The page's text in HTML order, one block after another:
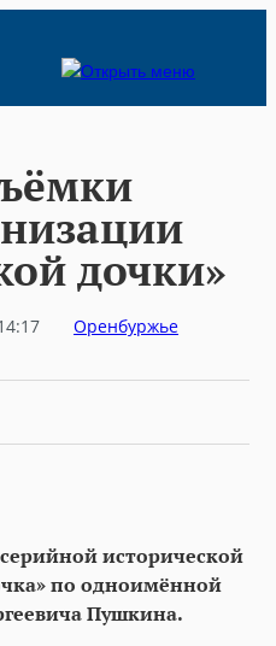
дочки»
Оренбуржье
исторической
по одноимённой
Пушкина.